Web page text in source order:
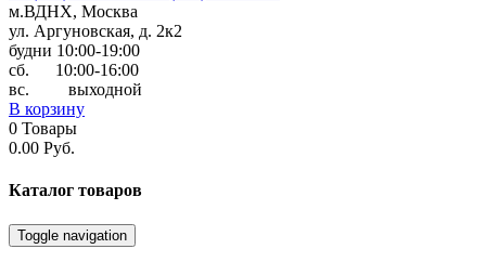
м.ВДНХ, Москва
ул. Аргуновская, д. 2к2
будни 10:00-19:00
cб. 10:00-16:00
вс. выходной
В корзину
0 Товары
0.00 Руб.
Каталог товаров
Toggle navigation